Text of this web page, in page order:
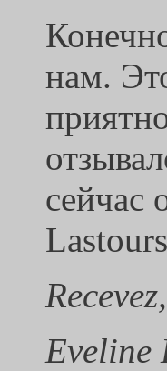
нам.
сейчас
Eveline